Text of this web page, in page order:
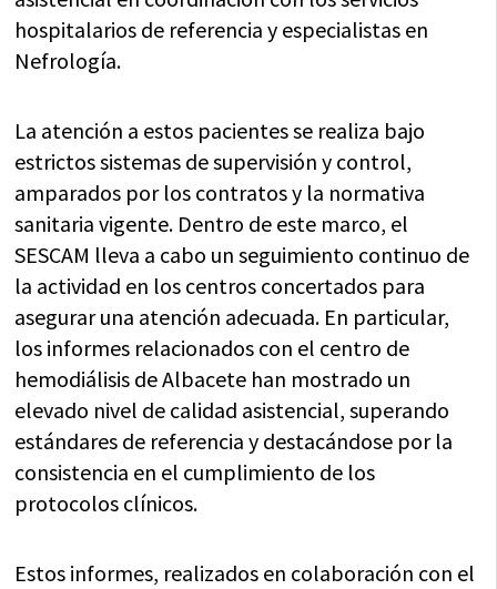
hospitalarios de referencia y especialistas en
Nefrología.
La atención a estos pacientes se realiza bajo
estrictos sistemas de supervisión y control,
amparados por los contratos y la normativa
sanitaria vigente. Dentro de este marco, el
SESCAM lleva a cabo un seguimiento continuo de
la actividad en los centros concertados para
asegurar una atención adecuada. En particular,
los informes relacionados con el centro de
hemodiálisis de Albacete han mostrado un
elevado nivel de calidad asistencial, superando
estándares de referencia y destacándose por la
consistencia en el cumplimiento de los
protocolos clínicos.
Estos informes, realizados en colaboración con el